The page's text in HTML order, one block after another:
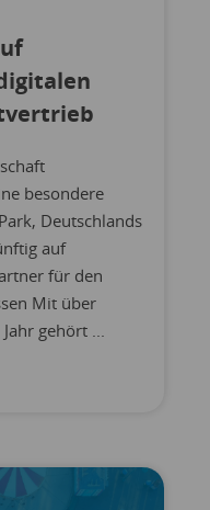
besondere
Deutschlands
auf
für den
Mit über
gehört ...